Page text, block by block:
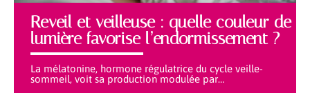
Reveil et veilleuse : quelle couleur de
lumière favorise l’endormissement ?
La mélatonine, hormone régulatrice du cycle veille-
sommeil, voit sa production modulée par…